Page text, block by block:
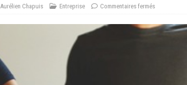
Aurélien Chapuis Entreprise Commentaires fermés